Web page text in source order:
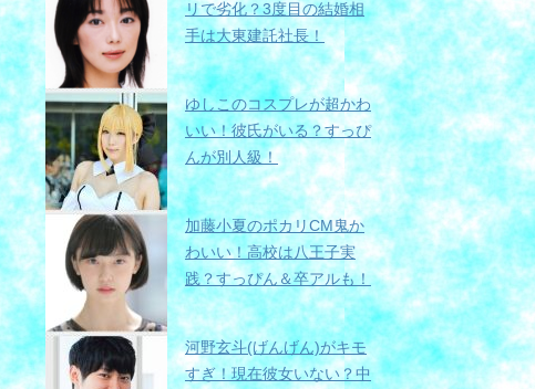
リで劣化？3度目の結婚相
手は大東建託社長！
ゆしこのコスプレが超かわ
いい！彼氏がいる？すっぴ
んが別人級！
加藤小夏のポカリCM鬼か
わいい！高校は八王子実
践？すっぴん＆卒アルも！
河野玄斗(げんげん)がキモ
すぎ！現在彼女いない？中